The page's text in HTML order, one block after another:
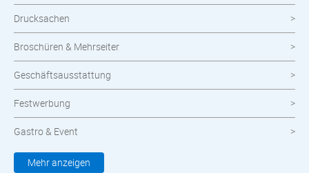
Drucksachen
Broschüren & Mehrseiter
Geschäftsausstattung
Festwerbung
Gastro & Event
Kleidung & Textilien
Mehr anzeigen